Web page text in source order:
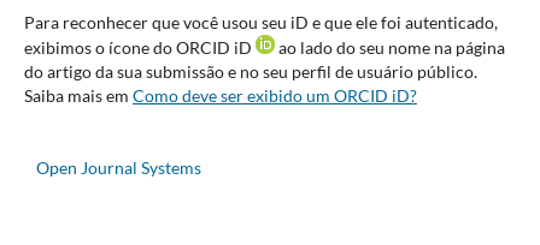
Para reconhecer que você usou seu iD e que ele foi autenticado,
exibimos o ícone do ORCID iD
ao lado do seu nome na página
do artigo da sua submissão e no seu perfil de usuário público.
Saiba mais em Como deve ser exibido um ORCID iD?
Open Journal Systems